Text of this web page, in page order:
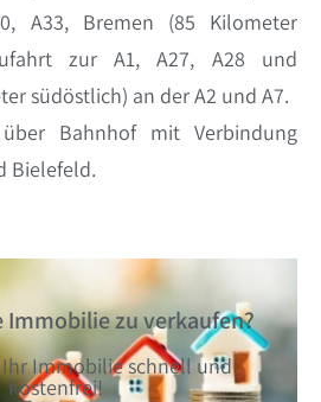
A33, Bremen (85 Kilometer
zur A1, A27, A28 und
südöstlich) an der A2 und A7.
Bahnhof mit Verbindung
Bielefeld.
Immobilie zu verkaufen?
Immobilie schnell und
kostenfrei!